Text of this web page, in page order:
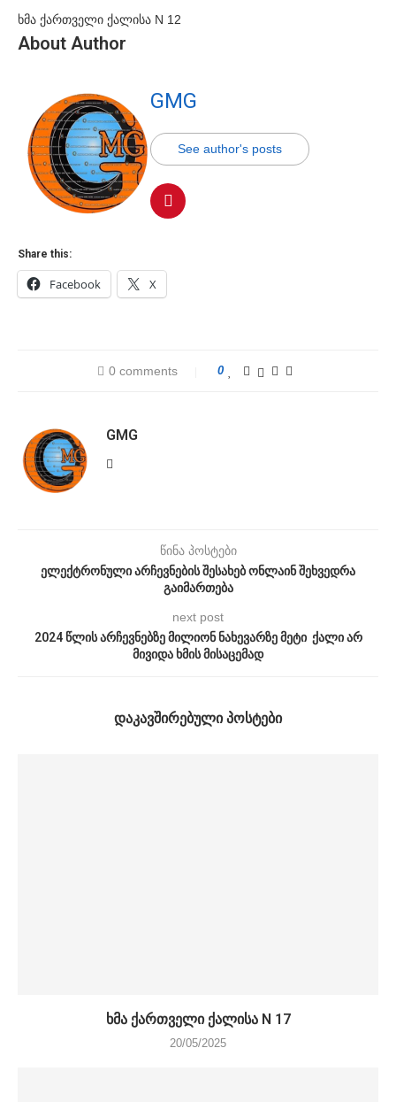
ხმა ქართველი ქალისა N 12
About Author
GMG
See author's posts
Share this:
Facebook X
0 comments 0
GMG
წინა პოსტები
ელექტრონული არჩევნების შესახებ ონლაინ შეხვედრა
გაიმართება
next post
2024 წლის არჩევნებზე მილიონ ნახევარზე მეტი ქალი არ
მივიდა ხმის მისაცემად
ᲓᲐᲙᲐᲕᲨᲘᲠᲔᲑᲣᲚᲘ ᲞᲝᲡᲢᲔᲑᲘ
ხმა ქართველი ქალისა N 17
20/05/2025